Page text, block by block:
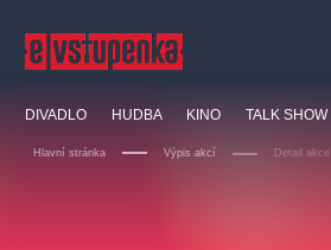
DIVADLO HUDBA KINO TALK SHOW
Hlavní stránka Výpis akcí Detail akce
Nejnavštěvovanější